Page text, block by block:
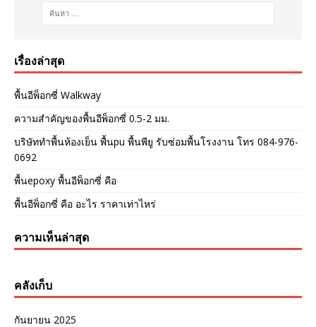
เรื่องล่าสุด
พื้นอีพ็อกซี่ Walkway
ความสำคัญของพื้นอีพ็อกซี่ 0.5-2 มม.
บริษัททำพื้นห้องเย็น พื้นpu พื้นพียู รับซ่อมพื้นโรงงาน โทร 084-976-
0692
พื้นepoxy พื้นอีพ็อกซี่ คือ
พื้นอีพ็อกซี่ คือ อะไร ราคาเท่าไหร่
ความเห็นล่าสุด
คลังเก็บ
กันยายน 2025